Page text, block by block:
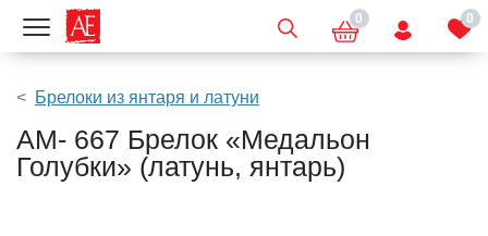
Показать меню 0 0
Брелоки из янтаря и латуни
AM- 667 Брелок «Медальон
Голубки» (латунь, янтарь)